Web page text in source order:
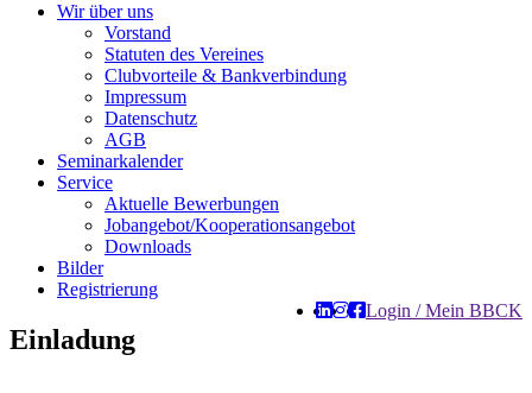
Wir über uns
Vorstand
Statuten des Vereines
Clubvorteile & Bankverbindung
Impressum
Datenschutz
AGB
Seminarkalender
Service
Aktuelle Bewerbungen
Jobangebot/Kooperationsangebot
Downloads
Bilder
Registrierung
Login / Mein BBCK
Einladung